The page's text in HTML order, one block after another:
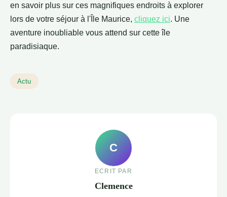
en savoir plus sur ces magnifiques endroits à explorer
lors de votre séjour à l'Île Maurice, cliquez ici. Une
aventure inoubliable vous attend sur cette île
paradisiaque.
Actu
C
ECRIT PAR
Clemence